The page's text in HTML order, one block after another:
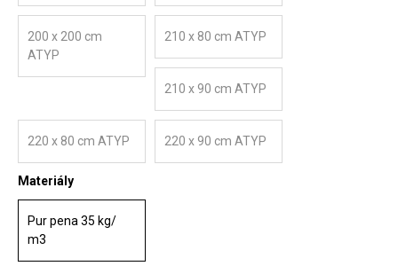
200 x 200 cm
ATYP
210 x 80 cm ATYP
210 x 90 cm ATYP
220 x 80 cm ATYP 220 x 90 cm ATYP
Materiály
Pur pena 35 kg/
m3